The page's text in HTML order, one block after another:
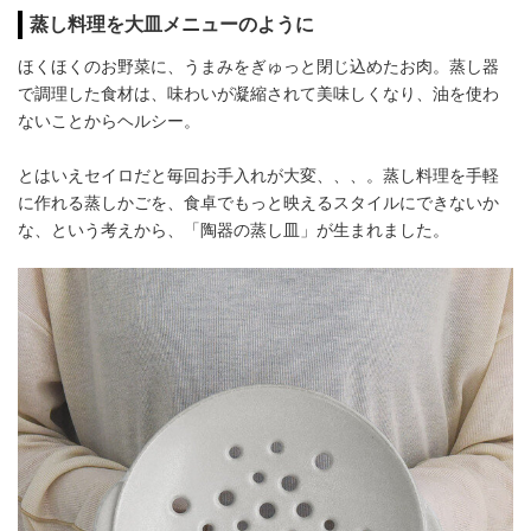
蒸し料理を大皿メニューのように
ほくほくのお野菜に、うまみをぎゅっと閉じ込めたお肉。蒸し器
で調理した食材は、味わいが凝縮されて美味しくなり、油を使わ
ないことからヘルシー。
とはいえセイロだと毎回お手入れが大変、、、。蒸し料理を手軽
に作れる蒸しかごを、食卓でもっと映えるスタイルにできないか
な、という考えから、「陶器の蒸し皿」が生まれました。